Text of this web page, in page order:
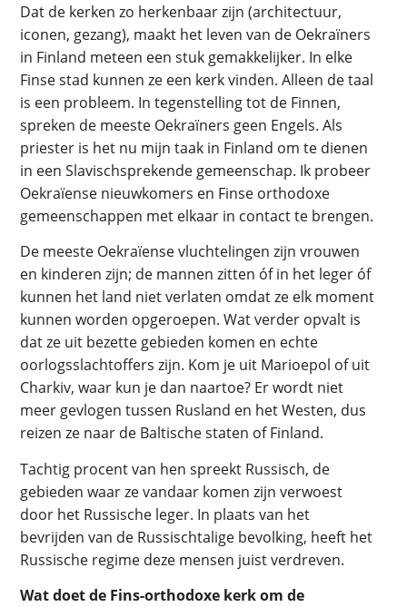
Dat de kerken zo herkenbaar zijn (architectuur,
iconen, gezang), maakt het leven van de Oekraïners
in Finland meteen een stuk gemakkelijker. In elke
Finse stad kunnen ze een kerk vinden. Alleen de taal
is een probleem. In tegenstelling tot de Finnen,
spreken de meeste Oekraïners geen Engels. Als
priester is het nu mijn taak in Finland om te dienen
in een Slavischsprekende gemeenschap. Ik probeer
Oekraïense nieuwkomers en Finse orthodoxe
gemeenschappen met elkaar in contact te brengen.
De meeste Oekraïense vluchtelingen zijn vrouwen
en kinderen zijn; de mannen zitten óf in het leger óf
kunnen het land niet verlaten omdat ze elk moment
kunnen worden opgeroepen. Wat verder opvalt is
dat ze uit bezette gebieden komen en echte
oorlogsslachtoffers zijn. Kom je uit Marioepol of uit
Charkiv, waar kun je dan naartoe? Er wordt niet
meer gevlogen tussen Rusland en het Westen, dus
reizen ze naar de Baltische staten of Finland.
Tachtig procent van hen spreekt Russisch, de
gebieden waar ze vandaar komen zijn verwoest
door het Russische leger. In plaats van het
bevrijden van de Russischtalige bevolking, heeft het
Russische regime deze mensen juist verdreven.
Wat doet de Fins-orthodoxe kerk om de